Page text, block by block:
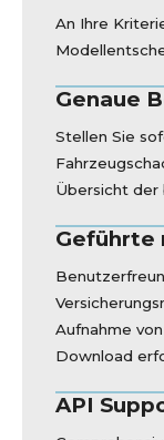
An Ihre
Genaue
Stellen Sie
Übersicht der
Geführte
Aufnahme
Download
API